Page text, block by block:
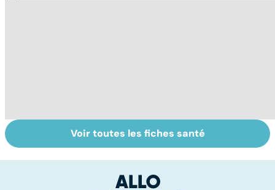
Tout savoir sur
les infections
Inflammation des
amygdales : que
d'angine ?
Voir toutes les fiches santé